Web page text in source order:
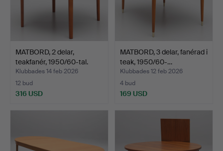
MATBORD, 2 delar,
teakfanér, 1950/60-tal.
Klubbades 14 feb 2026
12 bud
316 USD
MATBORD, 3 delar, fanérad i
teak, 1950/60-…
Klubbades 12 feb 2026
4 bud
169 USD